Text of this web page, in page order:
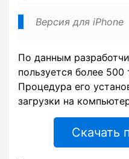
Версия для iPhone
По данным
пользуется более 500
Процедура его
загрузки на
Скачать